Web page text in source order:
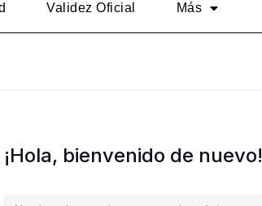
Validez Oficial Más
¡Hola, bienvenido de nuevo!